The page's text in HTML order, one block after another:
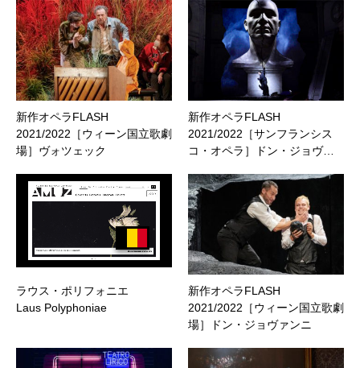
新作オペラFLASH
2021/2022［ウィーン国立歌劇
場］ヴォツェック
新作オペラFLASH
2021/2022［サンフランシス
コ・オペラ］ドン・ジョヴ…
ラウス・ポリフォニエ
Laus Polyphoniae
新作オペラFLASH
2021/2022［ウィーン国立歌劇
場］ドン・ジョヴァンニ